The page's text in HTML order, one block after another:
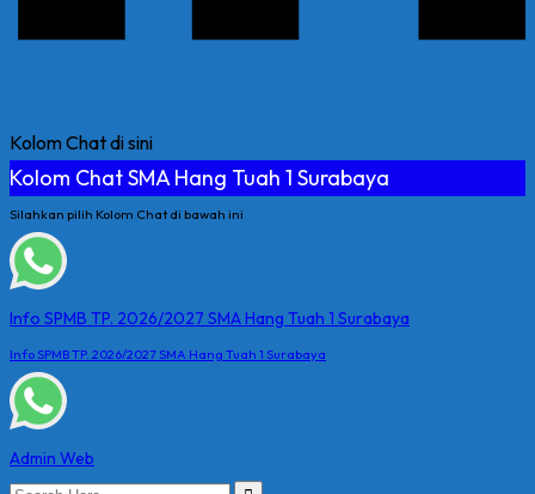
Kolom Chat di sini
Kolom Chat SMA Hang Tuah 1 Surabaya
Silahkan pilih Kolom Chat di bawah ini
Info SPMB TP. 2026/2027 SMA Hang Tuah 1 Surabaya
Info SPMB TP. 2026/2027 SMA Hang Tuah 1 Surabaya
Admin Web